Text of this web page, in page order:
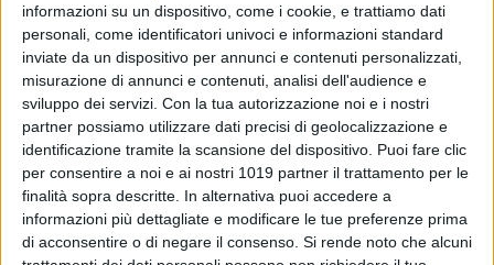
informazioni su un dispositivo, come i cookie, e trattiamo dati
personali, come identificatori univoci e informazioni standard
inviate da un dispositivo per annunci e contenuti personalizzati,
misurazione di annunci e contenuti, analisi dell'audience e
sviluppo dei servizi. Con la tua autorizzazione noi e i nostri
partner possiamo utilizzare dati precisi di geolocalizzazione e
identificazione tramite la scansione del dispositivo. Puoi fare clic
per consentire a noi e ai nostri 1019 partner il trattamento per le
finalità sopra descritte. In alternativa puoi accedere a
informazioni più dettagliate e modificare le tue preferenze prima
di acconsentire o di negare il consenso. Si rende noto che alcuni
chiedeva dopo la sentenza di
condanna a morte per aver ucciso in
duello un suo rivale in amore. Così
l’Ombra, questo il nome
dell’investigatore, avvia le sue
attività di inchiesta e spionaggio per
indagare sul pittore che – con la sua
vita e con la sua arte – affascina,
sconvolge, sovverte. Un’Ombra che